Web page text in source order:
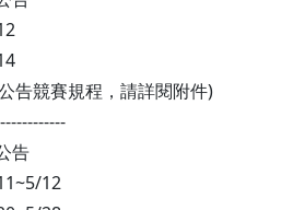
告競賽規程，請詳閱附件)
告
12